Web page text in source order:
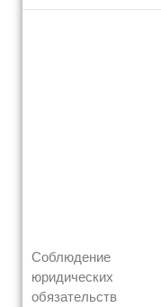
Соблюдение
юридических
обязательств